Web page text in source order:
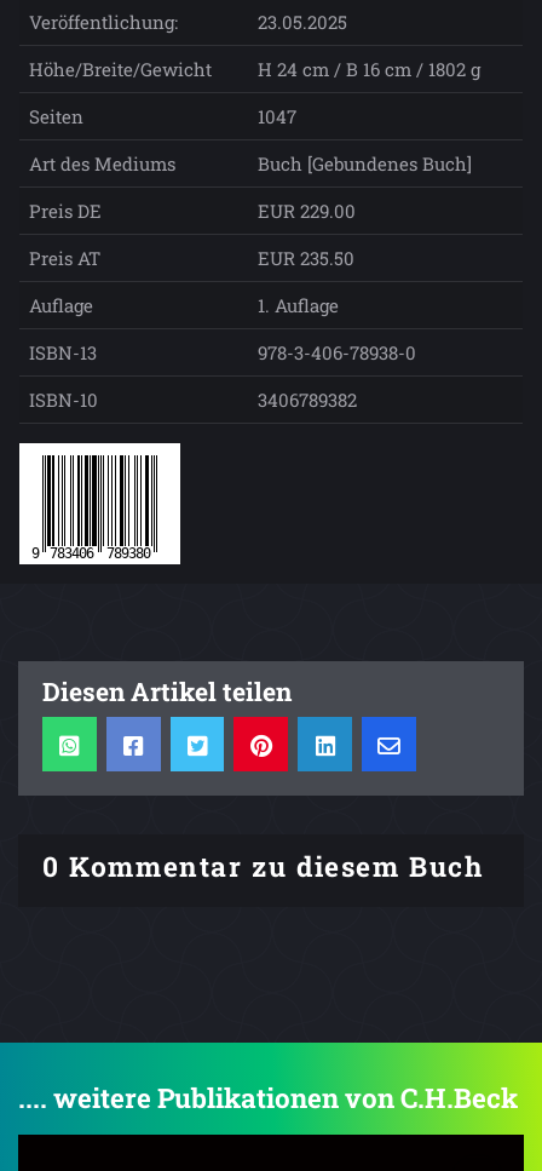
Veröffentlichung:
23.05.2025
Höhe/Breite/Gewicht
H 24 cm / B 16 cm / 1802 g
Seiten
1047
Art des Mediums
Buch [Gebundenes Buch]
Preis DE
EUR 229.00
Preis AT
EUR 235.50
Auflage
1. Auflage
ISBN-13
978-3-406-78938-0
ISBN-10
3406789382
Diesen Artikel teilen
0 Kommentar zu diesem Buch
.... weitere Publikationen von C.H.Beck